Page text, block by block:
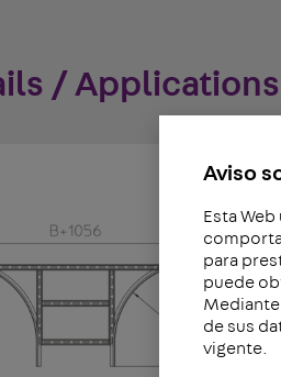
Aviso
Esta
para
puede
de sus
vigente.
/ Applications